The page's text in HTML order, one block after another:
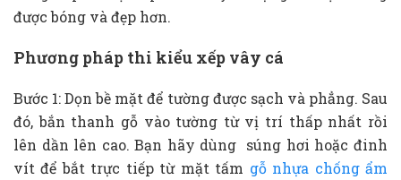
được bóng và đẹp hơn.
Phương pháp thi kiểu xếp vây cá
Bước 1: Dọn bề mặt để tường được sạch và phẳng. Sau
đó, bắn thanh gỗ vào tường từ vị trí thấp nhất rồi
lên dần lên cao. Bạn hãy dùng súng hơi hoặc đinh
vít để bắt trực tiếp từ mặt tấm gỗ nhựa chống ẩm